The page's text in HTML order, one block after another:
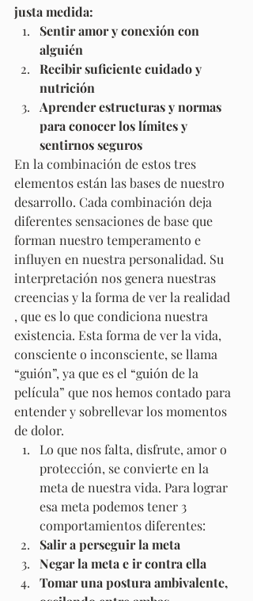
justa medida:
Sentir amor y conexión con
alguién
Recibir suficiente cuidado y
nutrición
Aprender estructuras y normas
para conocer los límites y
sentirnos seguros
En la combinación de estos tres
elementos están las bases de nuestro
desarrollo. Cada combinación deja
diferentes sensaciones de base que
forman nuestro temperamento e
influyen en nuestra personalidad. Su
interpretación nos genera nuestras
creencias y la forma de ver la realidad
, que es lo que condiciona nuestra
existencia. Esta forma de ver la vida,
consciente o inconsciente, se llama
“guión”, ya que es el “guión de la
película” que nos hemos contado para
entender y sobrellevar los momentos
de dolor.
Lo que nos falta, disfrute, amor o
protección, se convierte en la
meta de nuestra vida. Para lograr
esa meta podemos tener 3
comportamientos diferentes:
Salir a perseguir la meta
Negar la meta e ir contra ella
Tomar una postura ambivalente,